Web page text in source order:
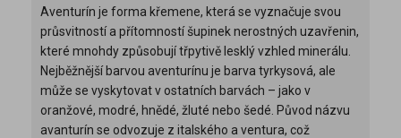
Aventurín je forma křemene, která se vyznačuje svou
průsvitností a přítomností šupinek nerostných uzavřenin,
které mnohdy způsobují třpytivě lesklý vzhled minerálu.
Nejběžnější barvou aventurínu je barva tyrkysová, ale
může se vyskytovat v ostatních barvách – jako v
oranžové, modré, hnědé, žluté nebo šedé. Původ názvu
avanturín se odvozuje z italského a ventura, což